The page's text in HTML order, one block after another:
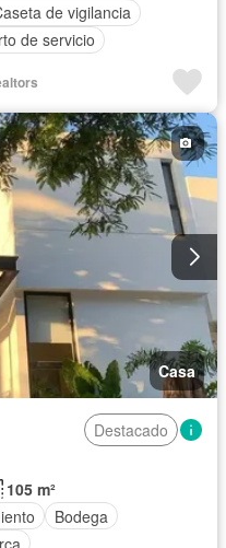
de vigilancia
de servicio
Casa
Destacado
105 m²
Bodega